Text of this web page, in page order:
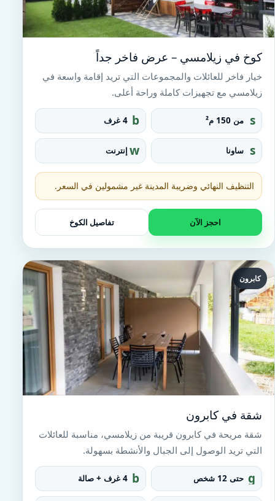
كوخ في زيلامسي – عرض فاخر جداً
خيار فاخر للعائلات والمجموعات التي تريد إقامة واسعة في
زيلامسي مع تجهيزات كاملة وراحة أعلى.
s
q
u
a
r
e_
fo
o
t
من 150 م² b
e
d
4 غرف
s
a
u
n
a
ساونا w
ifi
إنترنت
التنظيف النهائي وضريبة المدينة غير مشمولين في السعر.
احجز الآن تفاصيل الكوخ
كابرون
شقة في كابرون
شقة مريحة في كابرون قريبة من زيلامسي، مناسبة للعائلات
التي تريد الوصول إلى الجبال والأنشطة بسهولة.
g
r
حتى 12 شخص b
e
4 غرف + صالة